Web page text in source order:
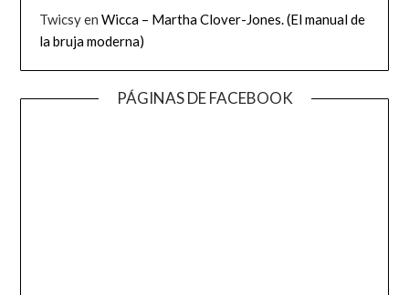
TwicsyenWicca – Martha Clover-Jones. (El manual de
la bruja moderna)
PÁGINAS DE FACEBOOK